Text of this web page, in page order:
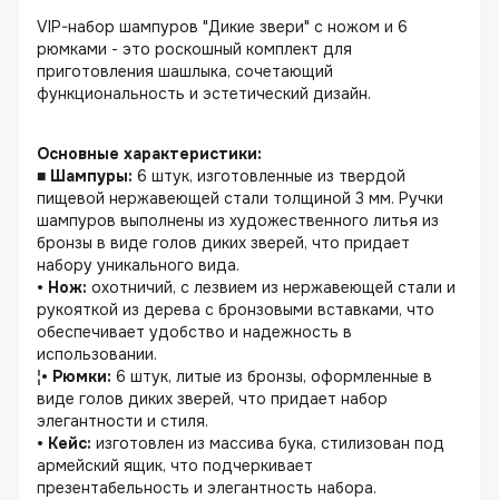
VIP-набор шампуров "Дикие звери" с ножом и 6
рюмками - это роскошный комплект для
приготовления шашлыка, сочетающий
функциональность и эстетический дизайн.
Основные характеристики:
■ Шампуры: 6 штук, изготовленные из твердой
пищевой нержавеющей стали толщиной 3 мм. Ручки
шампуров выполнены из художественного литья из
бронзы в виде голов диких зверей, что придает
набору уникального вида.
• Нож: охотничий, с лезвием из нержавеющей стали и
рукояткой из дерева с бронзовыми вставками, что
обеспечивает удобство и надежность в
использовании.
¦• Рюмки: 6 штук, литые из бронзы, оформленные в
виде голов диких зверей, что придает набор
элегантности и стиля.
• Кейс: изготовлен из массива бука, стилизован под
армейский ящик, что подчеркивает
презентабельность и элегантность набора.